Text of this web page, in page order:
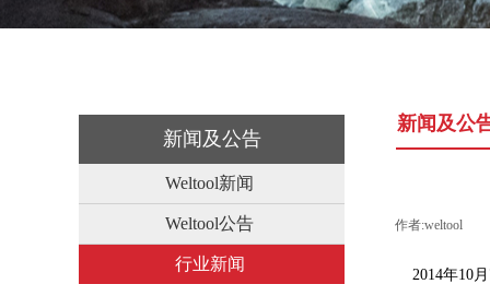
新闻及公
新闻及公告
Weltool新闻
Weltool公告
行业新闻
作者:weltool
2014年10月